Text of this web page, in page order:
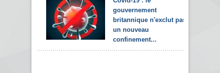
gouvernement
britannique n'exclut pas
un nouveau
confinement...